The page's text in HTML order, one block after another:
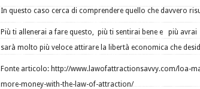
In questo caso cerca di comprendere quello che davvero
Più ti allenerai a fare questo, più ti sentirai bene e più
sarà molto più veloce attirare la libertà economica che
Fonte articolo: http://www.lawofattractionsavvy.com/loa-
more-money-with-the-law-of-attraction/